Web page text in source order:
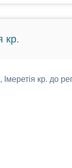
кр.
Імеретія кр. до